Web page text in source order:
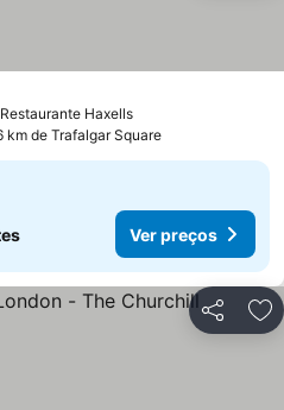
Haxells
km de Trafalgar Square
Ver preços
Partilhar